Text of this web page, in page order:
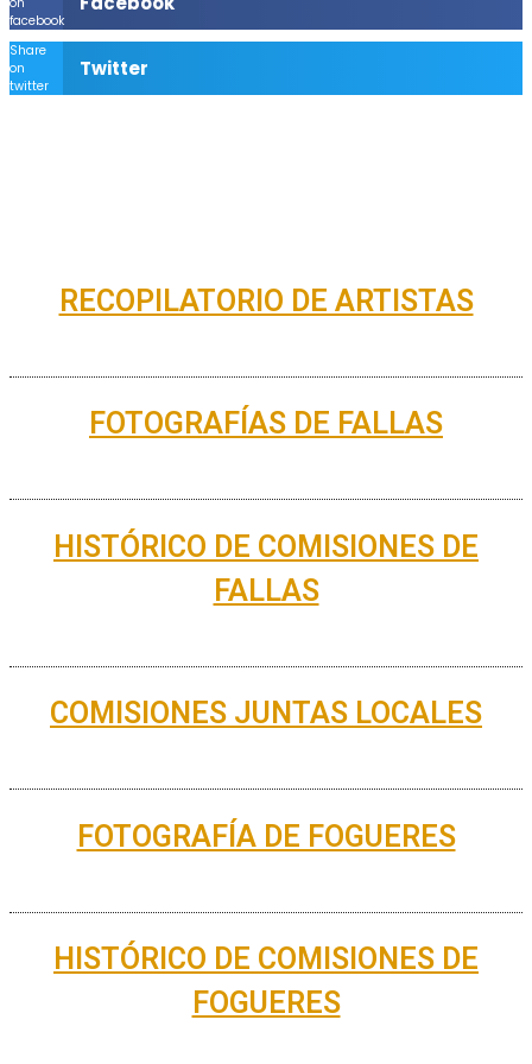
facebook
Share
on
twitter
Twitter
RECOPILATORIO DE ARTISTAS
FOTOGRAFÍAS DE FALLAS
HISTÓRICO DE COMISIONES DE
FALLAS
COMISIONES JUNTAS LOCALES
FOTOGRAFÍA DE FOGUERES
HISTÓRICO DE COMISIONES DE
FOGUERES